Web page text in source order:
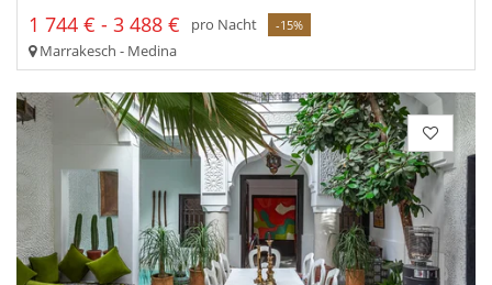
1 744 € - 3 488 € pro Nacht -15%
Marrakesch - Medina